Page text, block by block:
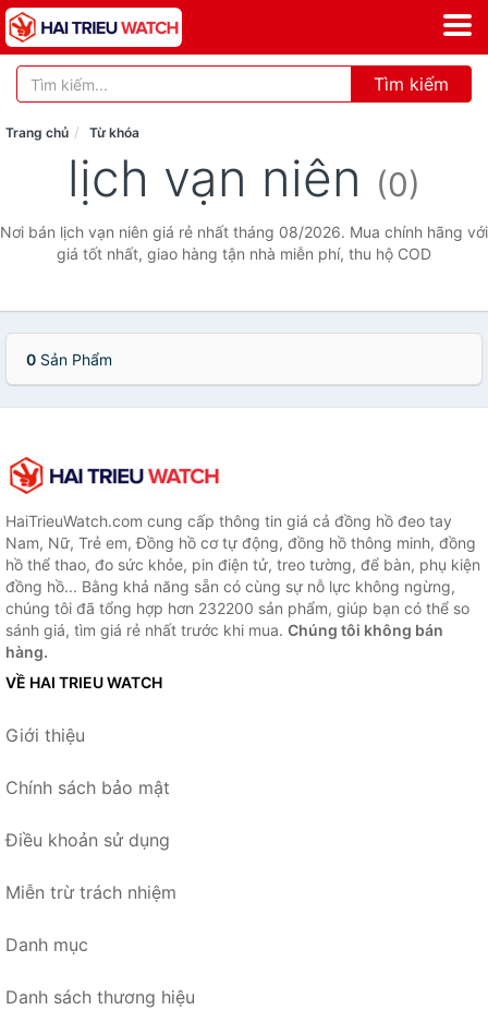
Tìm kiếm
Trang chủ Từ khóa
lịch vạn niên (0)
Nơi bán lịch vạn niên giá rẻ nhất tháng 08/2026. Mua chính hãng với
giá tốt nhất, giao hàng tận nhà miễn phí, thu hộ COD
0 Sản Phẩm
HaiTrieuWatch.com cung cấp thông tin giá cả đồng hồ đeo tay
Nam, Nữ, Trẻ em, Đồng hồ cơ tự động, đồng hồ thông minh, đồng
hồ thể thao, đo sức khỏe, pin điện tử, treo tường, để bàn, phụ kiện
đồng hồ... Bằng khả năng sẵn có cùng sự nỗ lực không ngừng,
chúng tôi đã tổng hợp hơn 232200 sản phẩm, giúp bạn có thể so
sánh giá, tìm giá rẻ nhất trước khi mua. Chúng tôi không bán
hàng.
VỀ HAI TRIEU WATCH
Giới thiệu
Chính sách bảo mật
Điều khoản sử dụng
Miễn trừ trách nhiệm
Danh mục
Danh sách thương hiệu